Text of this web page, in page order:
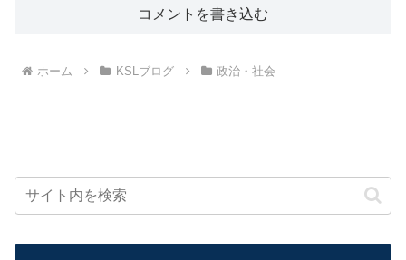
コメントを書き込む
ホーム KSLブログ 政治・社会